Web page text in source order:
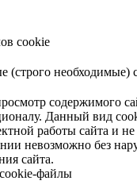
cookie
(строго необходимые)
содержимого
Данный вид
работы сайта и
невозможно без
сайта.
файлы